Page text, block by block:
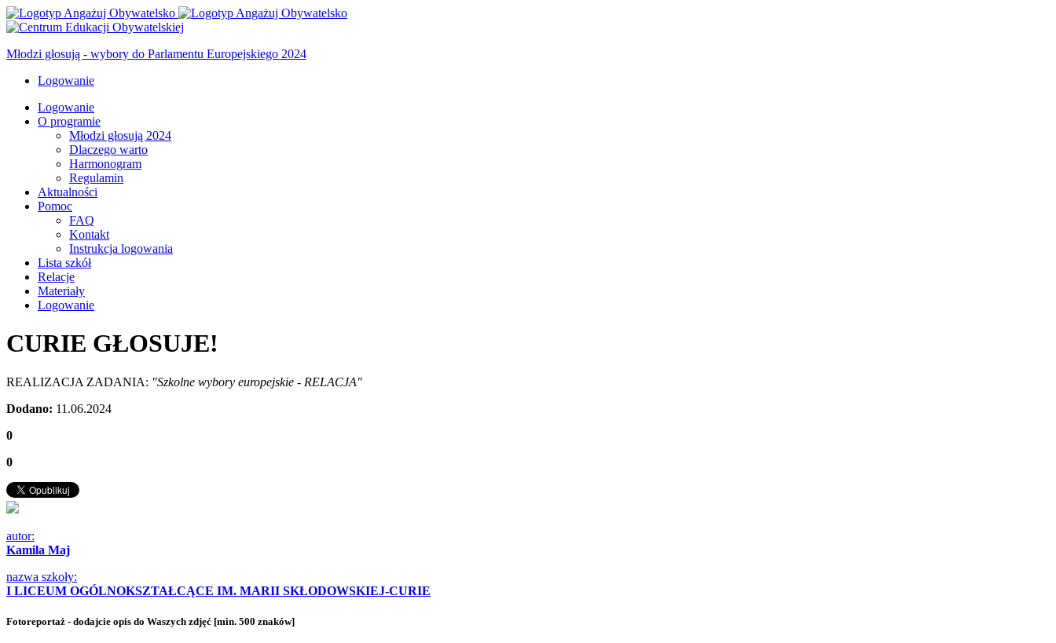
Młodzi głosują - wybory do Parlamentu Europejskiego 2024
Logowanie
Logowanie
O programie
Młodzi głosują 2024
Dlaczego warto
Harmonogram
Regulamin
Aktualności
Pomoc
FAQ
Kontakt
Instrukcja logowania
Lista szkół
Relacje
Materiały
Logowanie
CURIE GŁOSUJE!
REALIZACJA ZADANIA: "Szkolne wybory europejskie - RELACJA"
Dodano: 11.06.2024
0
0
autor:
Kamila Maj
nazwa szkoły:
I LICEUM OGÓLNOKSZTAŁCĄCE IM. MARII SKŁODOWSKIEJ-CURIE
Fotoreportaż - dodajcie opis do Waszych zdjęć [min. 500 znaków]